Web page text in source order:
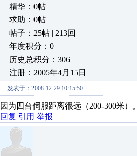
精华：0帖
求助：0帖
帖子：25帖 | 213回
年度积分：0
历史总积分：306
注册：2005年4月15日
发表于：2008-12-29 10:15:50
因为四台伺服距离很远（200-300米）。
回复 引用 举报